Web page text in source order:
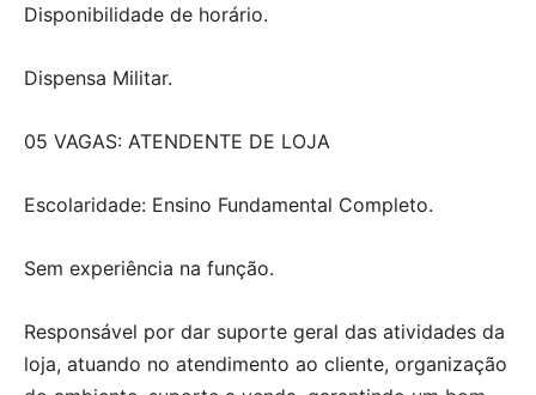
Disponibilidade de horário.
Dispensa Militar.
05 VAGAS: ATENDENTE DE LOJA
Escolaridade: Ensino Fundamental Completo.
Sem experiência na função.
Responsável por dar suporte geral das atividades da
loja, atuando no atendimento ao cliente, organização